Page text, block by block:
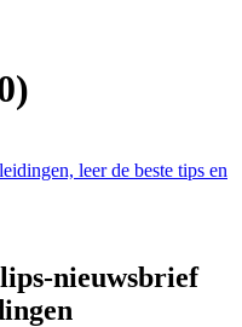
)
leer de beste tips en
nieuwsbrief